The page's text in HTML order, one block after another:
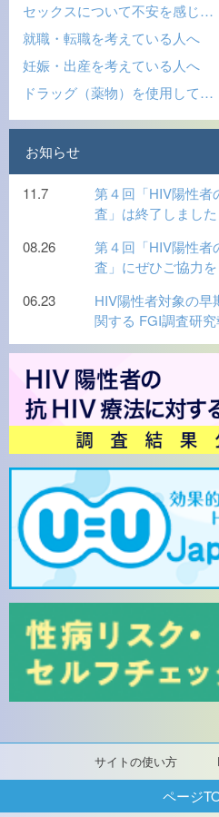
サイトの使い方
セックスについて不安を感じ…
就職・転職を考えている人へ
妊娠・出産を考えている人へ
ドラッグ（薬物）を使用して…
お知らせ
11.7
第４回「HIV陽性者
査」は終了しました
08.26
第４回「HIV陽性者
査」にぜひご協力を
06.23
HIV陽性者対象の早
関する FGI調査研
ページ